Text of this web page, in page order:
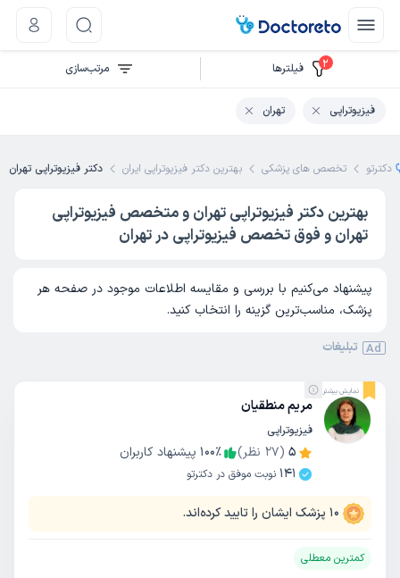
دکترتو تخصص های پزشکی بهترین دکتر فیزیوتراپی ایران دکتر فیزیوتراپی تهران
بهترین دکتر فیزیوتراپی تهران و متخصص فیزیوتراپی
تهران و فوق تخصص فیزیوتراپی در تهران
پیشنهاد می‌کنیم با بررسی و مقایسه اطلاعات موجود در صفحه هر
پزشک، مناسب‌ترین گزینه را انتخاب کنید.
نمایش بیشتر
مریم منطقیان
فیزیوتراپی
5
(
27 نظر) 100٪
پیشنهاد کاربران
141 نوبت موفق در دکترتو
10 پزشک ایشان را تایید کرده‌اند.
کمترین معطلی
Ad تبلیغات
2 فیلتر‌ها مرتب‌سازی
فیزیوتراپی تهران